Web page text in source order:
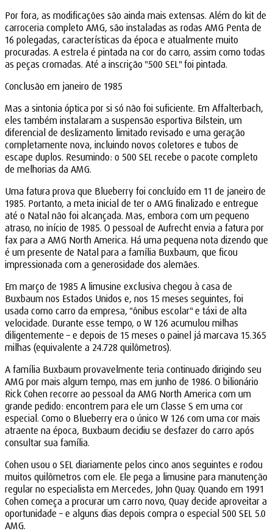
Por fora, as modificações são ainda mais extensas. Além do kit de
carroceria completo AMG, são instaladas as rodas AMG Penta de
16 polegadas, características da época e atualmente muito
procuradas. A estrela é pintada na cor do carro, assim como todas
as peças cromadas. Até a inscrição "500 SEL" foi pintada.
Conclusão em janeiro de 1985
Mas a sintonia óptica por si só não foi suficiente. Em Affalterbach,
eles também instalaram a suspensão esportiva Bilstein, um
diferencial de deslizamento limitado revisado e uma geração
completamente nova, incluindo novos coletores e tubos de
escape duplos. Resumindo: o 500 SEL recebe o pacote completo
de melhorias da AMG.
Uma fatura prova que Blueberry foi concluído em 11 de janeiro de
1985. Portanto, a meta inicial de ter o AMG finalizado e entregue
até o Natal não foi alcançada. Mas, embora com um pequeno
atraso, no início de 1985. O pessoal de Aufrecht envia a fatura por
fax para a AMG North America. Há uma pequena nota dizendo que
é um presente de Natal para a família Buxbaum, que ficou
impressionada com a generosidade dos alemães.
Em março de 1985 A limusine exclusiva chegou à casa de
Buxbaum nos Estados Unidos e, nos 15 meses seguintes, foi
usada como carro da empresa, "ônibus escolar" e táxi de alta
velocidade. Durante esse tempo, o W 126 acumulou milhas
diligentemente – e depois de 15 meses o painel já marcava 15.365
milhas (equivalente a 24.728 quilômetros).
A família Buxbaum provavelmente teria continuado dirigindo seu
AMG por mais algum tempo, mas em junho de 1986. O bilionário
Rick Cohen recorre ao pessoal da AMG North America com um
grande pedido: encontrem para ele um Classe S em uma cor
especial. Como o Blueberry era o único W 126 com uma cor mais
atraente na época, Buxbaum decidiu se desfazer do carro após
consultar sua família.
Cohen usou o SEL diariamente pelos cinco anos seguintes e rodou
muitos quilômetros com ele. Ele pega a limusine para manutenção
regular no especialista em Mercedes, John Quay. Quando em 1991
Cohen começa a procurar um carro novo, Quay decide aproveitar a
oportunidade – e alguns dias depois compra o especial 500 SEL 5.0
AMG.